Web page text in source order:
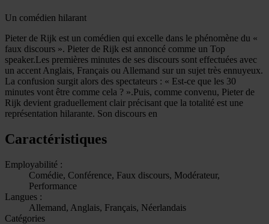
Un comédien hilarant
Pieter de Rijk est un comédien qui excelle dans le phénomène du «
faux discours ». Pieter de Rijk est annoncé comme un Top
speaker.Les premières minutes de ses discours sont effectuées avec
un accent Anglais, Français ou Allemand sur un sujet très ennuyeux.
La confusion surgit alors des spectateurs : « Est-ce que les 30
minutes vont être comme cela ? ».Puis, comme convenu, Pieter de
Rijk devient graduellement clair précisant que la totalité est une
représentation hilarante. Son discours en
Caractéristiques
Employabilité :
Comédie, Conférence, Faux discours, Modérateur,
Performance
Langues :
Allemand, Anglais, Français, Néerlandais
Catégories